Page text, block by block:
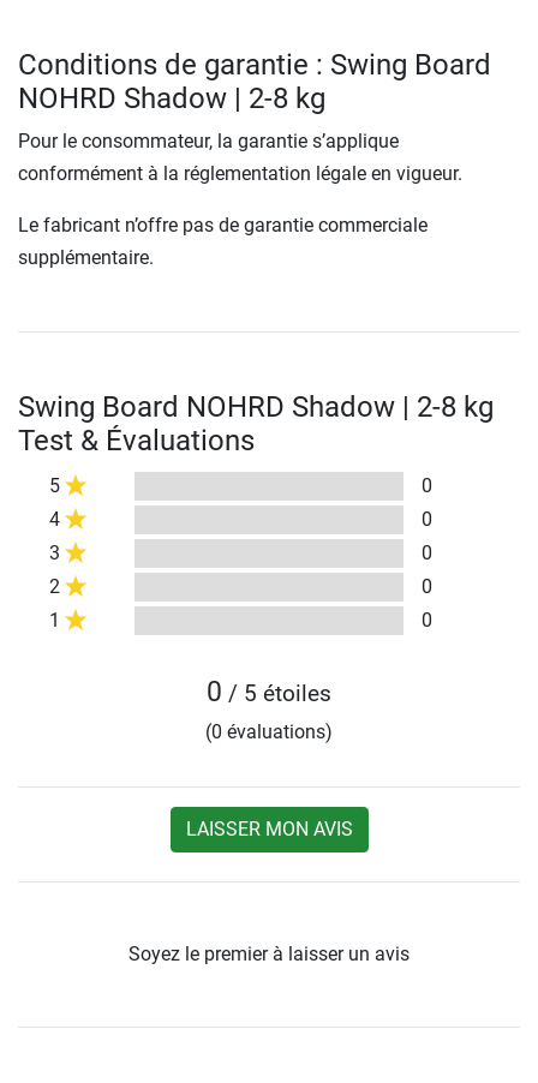
Conditions de garantie : Swing Board
NOHRD Shadow | 2-8 kg
Pour le consommateur, la garantie s’applique
conformément à la réglementation légale en vigueur.
Le fabricant n’offre pas de garantie commerciale
supplémentaire.
Swing Board NOHRD Shadow | 2-8 kg
Test & Évaluations
5
0
4
0
3
0
2
0
1
0
0 / 5 étoiles
(0 évaluations)
LAISSER MON AVIS
Soyez le premier à laisser un avis